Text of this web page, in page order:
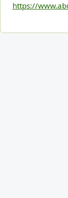
https://